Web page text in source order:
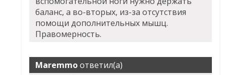
баланс, а во-вторых, из-за отсутствия
помощи дополнительных мышц.
Правомерность.
Maremmoответил(а)